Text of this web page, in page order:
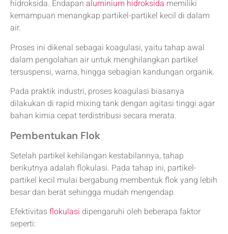
hidroksida. Endapan aluminium hidroksida memiliki
kemampuan menangkap partikel-partikel kecil di dalam
air.
Proses ini dikenal sebagai koagulasi, yaitu tahap awal
dalam pengolahan air untuk menghilangkan partikel
tersuspensi, warna, hingga sebagian kandungan organik.
Pada praktik industri, proses koagulasi biasanya
dilakukan di rapid mixing tank dengan agitasi tinggi agar
bahan kimia cepat terdistribusi secara merata.
Pembentukan Flok
Setelah partikel kehilangan kestabilannya, tahap
berikutnya adalah flokulasi. Pada tahap ini, partikel-
partikel kecil mulai bergabung membentuk flok yang lebih
besar dan berat sehingga mudah mengendap.
Efektivitasflokulasi dipengaruhi oleh beberapa faktor
seperti: